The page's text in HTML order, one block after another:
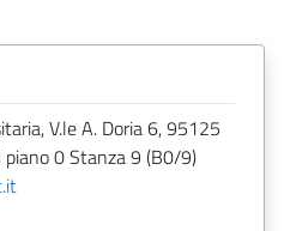
V.le A. Doria 6, 95125
piano 0 Stanza 9 (B0/9)